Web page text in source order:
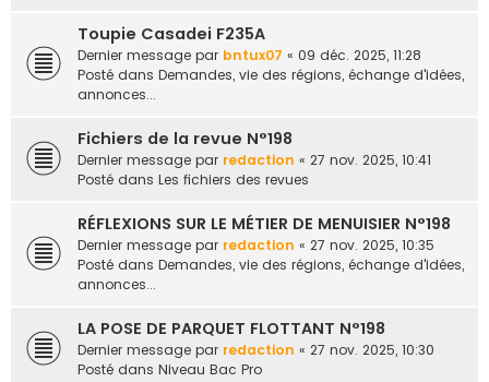
Toupie Casadei F235A
Dernier message par bntux07 « 09 déc. 2025, 11:28
Posté dans Demandes, vie des régions, échange d'idées,
annonces...
Fichiers de la revue N°198
Dernier message par redaction « 27 nov. 2025, 10:41
Posté dans Les fichiers des revues
RÉFLEXIONS SUR LE MÉTIER DE MENUISIER N°198
Dernier message par redaction « 27 nov. 2025, 10:35
Posté dans Demandes, vie des régions, échange d'idées,
annonces...
LA POSE DE PARQUET FLOTTANT N°198
Dernier message par redaction « 27 nov. 2025, 10:30
Posté dans Niveau Bac Pro